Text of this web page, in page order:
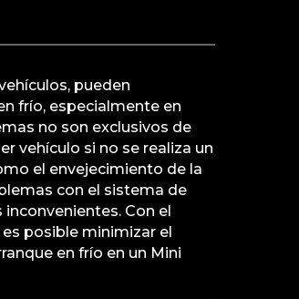
pueden
frío, especialmente en
no son exclusivos de
vehículo si no se realiza un
el envejecimiento de la
con el sistema de
Con el
posible minimizar el
en frío en un Mini